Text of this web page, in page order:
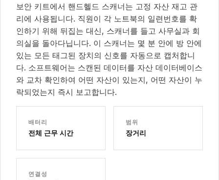
보안 키트에서 핸드헬드 스캐너는 고정 자산 재고 관
리에 사용됩니다. 직원이 각 노트북의 일련번호를 확
인하기 위해 뒤집는 대신, 스캐너를 들고 사무실과 회
의실을 돌아다닙니다. 이 스캐너는 몇 분 안에 방 안에
있는 모든 태그된 장치의 신호를 자동으로 캡처합니
다. 소프트웨어는 스캔된 데이터를 자산 데이터베이스
와 교차 확인하여 어떤 자산이 있는지, 어떤 자산이 누
락되었는지 즉시 보고합니다.
배터리
전체 근무 시간
범위
장거리
연결성